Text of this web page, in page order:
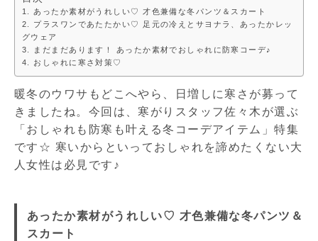
あったか素材がうれしい♡ 才色兼備な冬パンツ＆スカート
プラスワンであたたかい♡ 足元の冷えとサヨナラ、あったかレッ
グウェア
まだまだあります！ あったか素材でおしゃれに防寒コーデ♪
おしゃれに寒さ対策♡
暖冬のウワサもどこへやら、日増しに寒さが募って
きましたね。今回は、寒がりスタッフ佐々木が選ぶ
「おしゃれも防寒も叶える冬コーデアイテム」特集
です☆ 寒いからといっておしゃれを諦めたくない大
人女性は必見です♪
あったか素材がうれしい♡ 才色兼備な冬パンツ＆
スカート